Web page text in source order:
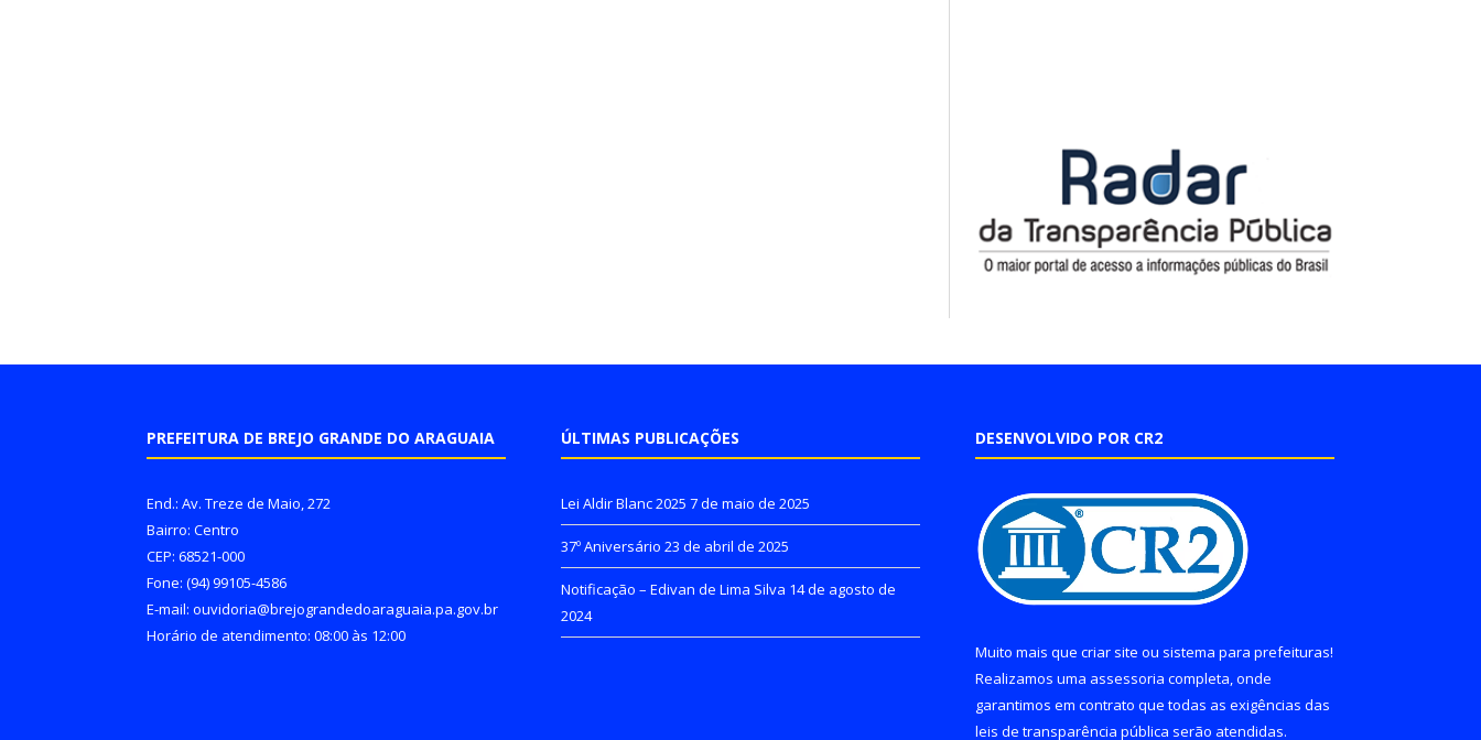
PREFEITURA DE BREJO GRANDE DO ARAGUAIA
End.: Av. Treze de Maio, 272
Bairro: Centro
CEP: 68521-000
Fone: (94) 99105-4586
E-mail: ouvidoria@brejograndedoaraguaia.pa.gov.br
Horário de atendimento: 08:00 às 12:00
ÚLTIMAS PUBLICAÇÕES
Lei Aldir Blanc 2025 7 de maio de 2025
37º Aniversário 23 de abril de 2025
Notificação – Edivan de Lima Silva 14 de agosto de
2024
DESENVOLVIDO POR CR2
Muito mais que criar site ou sistema para prefeituras!
Realizamos uma assessoria completa, onde
garantimos em contrato que todas as exigências das
leis de transparência pública serão atendidas.